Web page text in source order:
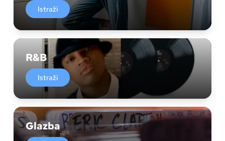
Istraži
R&B
Istraži
Glazba